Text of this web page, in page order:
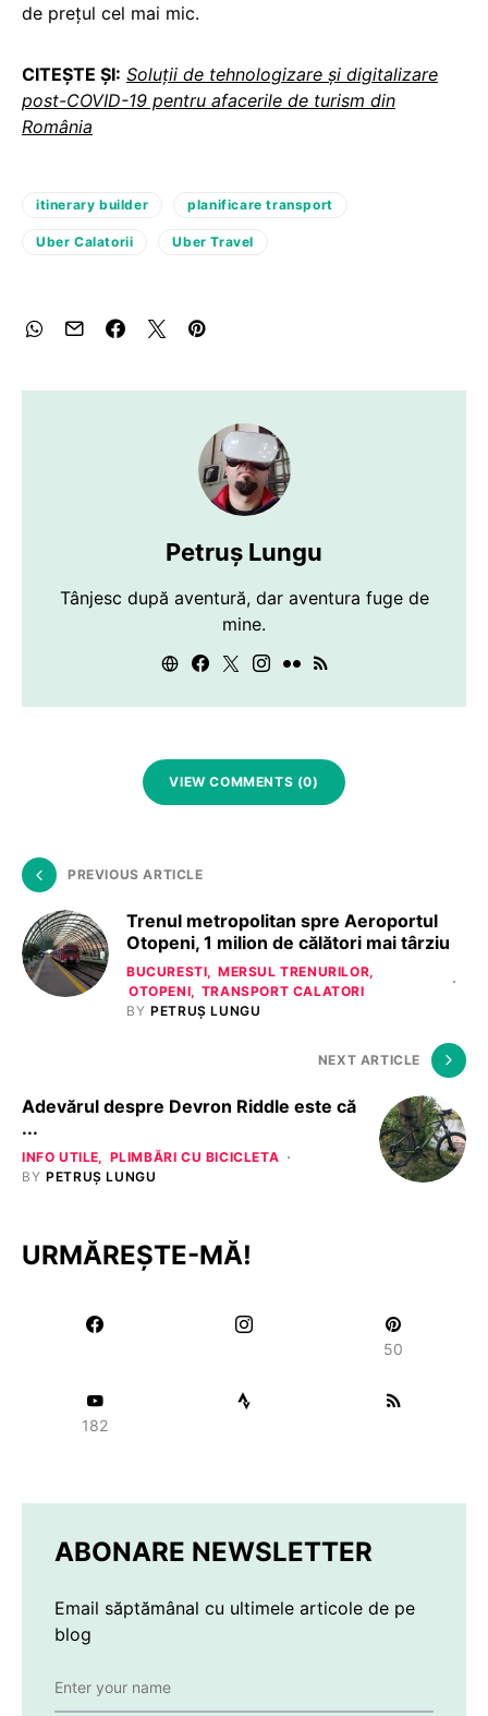
de prețul cel mai mic.
CITEȘTE ȘI: Soluții de tehnologizare și digitalizare
post-COVID-19 pentru afacerile de turism din
România
itinerary builder planificare transport
Uber Calatorii Uber Travel
Petruș Lungu
Tânjesc după aventură, dar aventura fuge de
mine.
VIEW COMMENTS (0)
PREVIOUS ARTICLE
Trenul metropolitan spre Aeroportul
Otopeni, 1 milion de călători mai târziu
BUCURESTI
MERSUL TRENURILOR
OTOPENI
TRANSPORT CALATORI
BY PETRUȘ LUNGU
NEXT ARTICLE
Adevărul despre Devron Riddle este că
...
INFO UTILE
PLIMBĂRI CU BICICLETA
BY PETRUȘ LUNGU
URMĂREȘTE-MĂ!
50
182
ABONARE NEWSLETTER
Email săptămânal cu ultimele articole de pe
blog